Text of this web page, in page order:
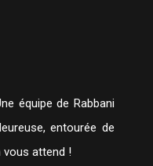
équipe de Rabbani
entourée de
vous attend !